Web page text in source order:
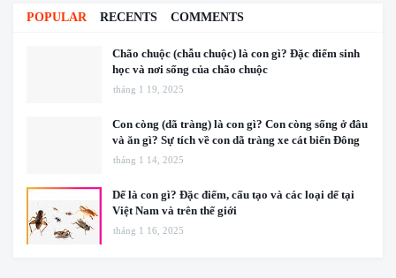
POPULAR RECENTS COMMENTS
Chão chuộc (chẫu chuộc) là con gì? Đặc điểm sinh
học và nơi sống của chão chuộc
tháng 1 19, 2025
Con còng (dã tràng) là con gì? Con còng sống ở đâu
và ăn gì? Sự tích về con dã tràng xe cát biển Đông
tháng 1 14, 2025
Dế là con gì? Đặc điểm, cấu tạo và các loại dế tại
Việt Nam và trên thế giới
tháng 1 16, 2025